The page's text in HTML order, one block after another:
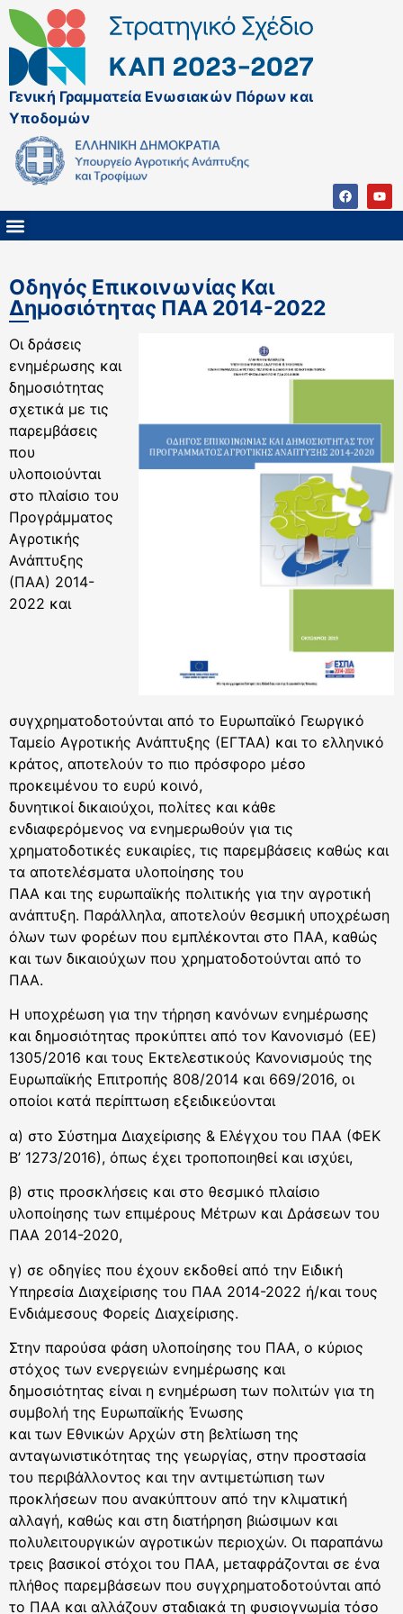
Γενική Γραμματεία Ενωσιακών Πόρων και
Υποδομών
Οδηγός Επικοινωνίας Και
Δημοσιότητας ΠΑΑ 2014-2022
Οι δράσεις
ενημέρωσης και
δημοσιότητας
σχετικά με τις
παρεμβάσεις
που
υλοποιούνται
στο πλαίσιο του
Προγράμματος
Αγροτικής
Ανάπτυξης
(ΠΑΑ) 2014-
2022 και
συγχρηματοδοτούνται από το Ευρωπαϊκό Γεωργικό
Ταμείο Αγροτικής Ανάπτυξης (ΕΓΤΑΑ) και το ελληνικό
κράτος, αποτελούν το πιο πρόσφορο μέσο
προκειμένου το ευρύ κοινό,
δυνητικοί δικαιούχοι, πολίτες και κάθε
ενδιαφερόμενος να ενημερωθούν για τις
χρηματοδοτικές ευκαιρίες, τις παρεμβάσεις καθώς και
τα αποτελέσματα υλοποίησης του
ΠΑΑ και της ευρωπαϊκής πολιτικής για την αγροτική
ανάπτυξη. Παράλληλα, αποτελούν θεσμική υποχρέωση
όλων των φορέων που εμπλέκονται στο ΠΑΑ, καθώς
και των δικαιούχων που χρηματοδοτούνται από το
ΠΑΑ.
Η υποχρέωση για την τήρηση κανόνων ενημέρωσης
και δημοσιότητας προκύπτει από τον Κανονισμό (ΕΕ)
1305/2016 και τους Εκτελεστικούς Κανονισμούς της
Ευρωπαϊκής Επιτροπής 808/2014 και 669/2016, οι
οποίοι κατά περίπτωση εξειδικεύονται
α) στο Σύστημα Διαχείρισης & Ελέγχου του ΠΑΑ (ΦΕΚ
Β’ 1273/2016), όπως έχει τροποποιηθεί και ισχύει,
β) στις προσκλήσεις και στο θεσμικό πλαίσιο
υλοποίησης των επιμέρους Μέτρων και Δράσεων του
ΠΑΑ 2014-2020,
γ) σε οδηγίες που έχουν εκδοθεί από την Ειδική
Υπηρεσία Διαχείρισης του ΠΑΑ 2014-2022 ή/και τους
Ενδιάμεσους Φορείς Διαχείρισης.
Στην παρούσα φάση υλοποίησης του ΠΑΑ, ο κύριος
στόχος των ενεργειών ενημέρωσης και
δημοσιότητας είναι η ενημέρωση των πολιτών για τη
συμβολή της Ευρωπαϊκής Ένωσης
και των Εθνικών Αρχών στη βελτίωση της
ανταγωνιστικότητας της γεωργίας, στην προστασία
του περιβάλλοντος και την αντιμετώπιση των
προκλήσεων που ανακύπτουν από την κλιματική
αλλαγή, καθώς και στη διατήρηση βιώσιμων και
πολυλειτουργικών αγροτικών περιοχών. Οι παραπάνω
τρεις βασικοί στόχοι του ΠΑΑ, μεταφράζονται σε ένα
πλήθος παρεμβάσεων που συγχρηματοδοτούνται από
το ΠΑΑ και αλλάζουν σταδιακά τη φυσιογνωμία τόσο